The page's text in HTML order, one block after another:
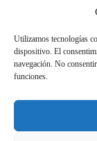
Utilizamos tecnologías
dispositivo. El
navegación. No
funciones.
problemas
incorrectas,
revisión
Baldosas